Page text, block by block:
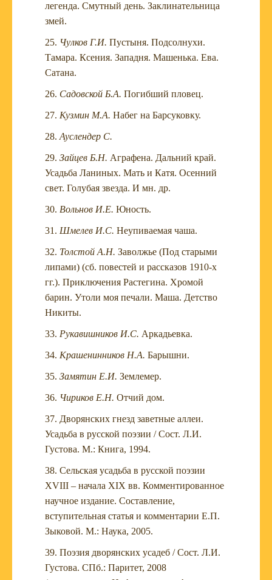
легенда. Смутный день. Заклинательница
змей.
Чулков Г.И. Пустыня. Подсолнухи.
Тамара. Ксения. Западня. Машенька. Ева.
Сатана.
Садовской Б.А. Погибший пловец.
Кузмин М.А. Набег на Барсуковку.
Ауслендер С.
Зайцев Б.Н. Аграфена. Дальний край.
Усадьба Ланиных. Мать и Катя. Осенний
свет. Голубая звезда. И мн. др.
Вольнов И.Е. Юность.
Шмелев И.С. Неупиваемая чаша.
Толстой А.Н. Заволжье (Под старыми
липами) (сб. повестей и рассказов 1910-х
гг.). Приключения Растегина. Хромой
барин. Утоли моя печали. Маша. Детство
Никиты.
Рукавишников И.С. Аркадьевка.
Крашенинников Н.А. Барышни.
Замятин Е.И. Землемер.
Чириков Е.Н. Отчий дом.
Дворянских гнезд заветные аллеи.
Усадьба в русской поэзии / Сост. Л.И.
Густова. М.: Книга, 1994.
Сельская усадьба в русской поэзии
XVIII – начала XIX вв. Комментированное
научное издание. Составление,
вступительная статья и комментарии Е.П.
Зыковой. М.: Наука, 2005.
Поэзия дворянских усадеб / Сост. Л.И.
Густова. СПб.: Паритет, 2008